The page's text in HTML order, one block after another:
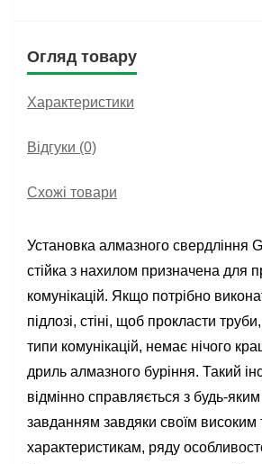
Огляд товару
Характеристики
Відгуки (0)
Схожі товари
Установка алмазного свердління
стійка з нахилом призначена для
комунікацій. Якщо потрібно
підлозі, стіні, щоб прокласти
типи комунікацій, немає нічого
дриль алмазного буріння. Такий
відмінно справляється з будь-
завданням завдяки своїм високим
характеристикам, ряду